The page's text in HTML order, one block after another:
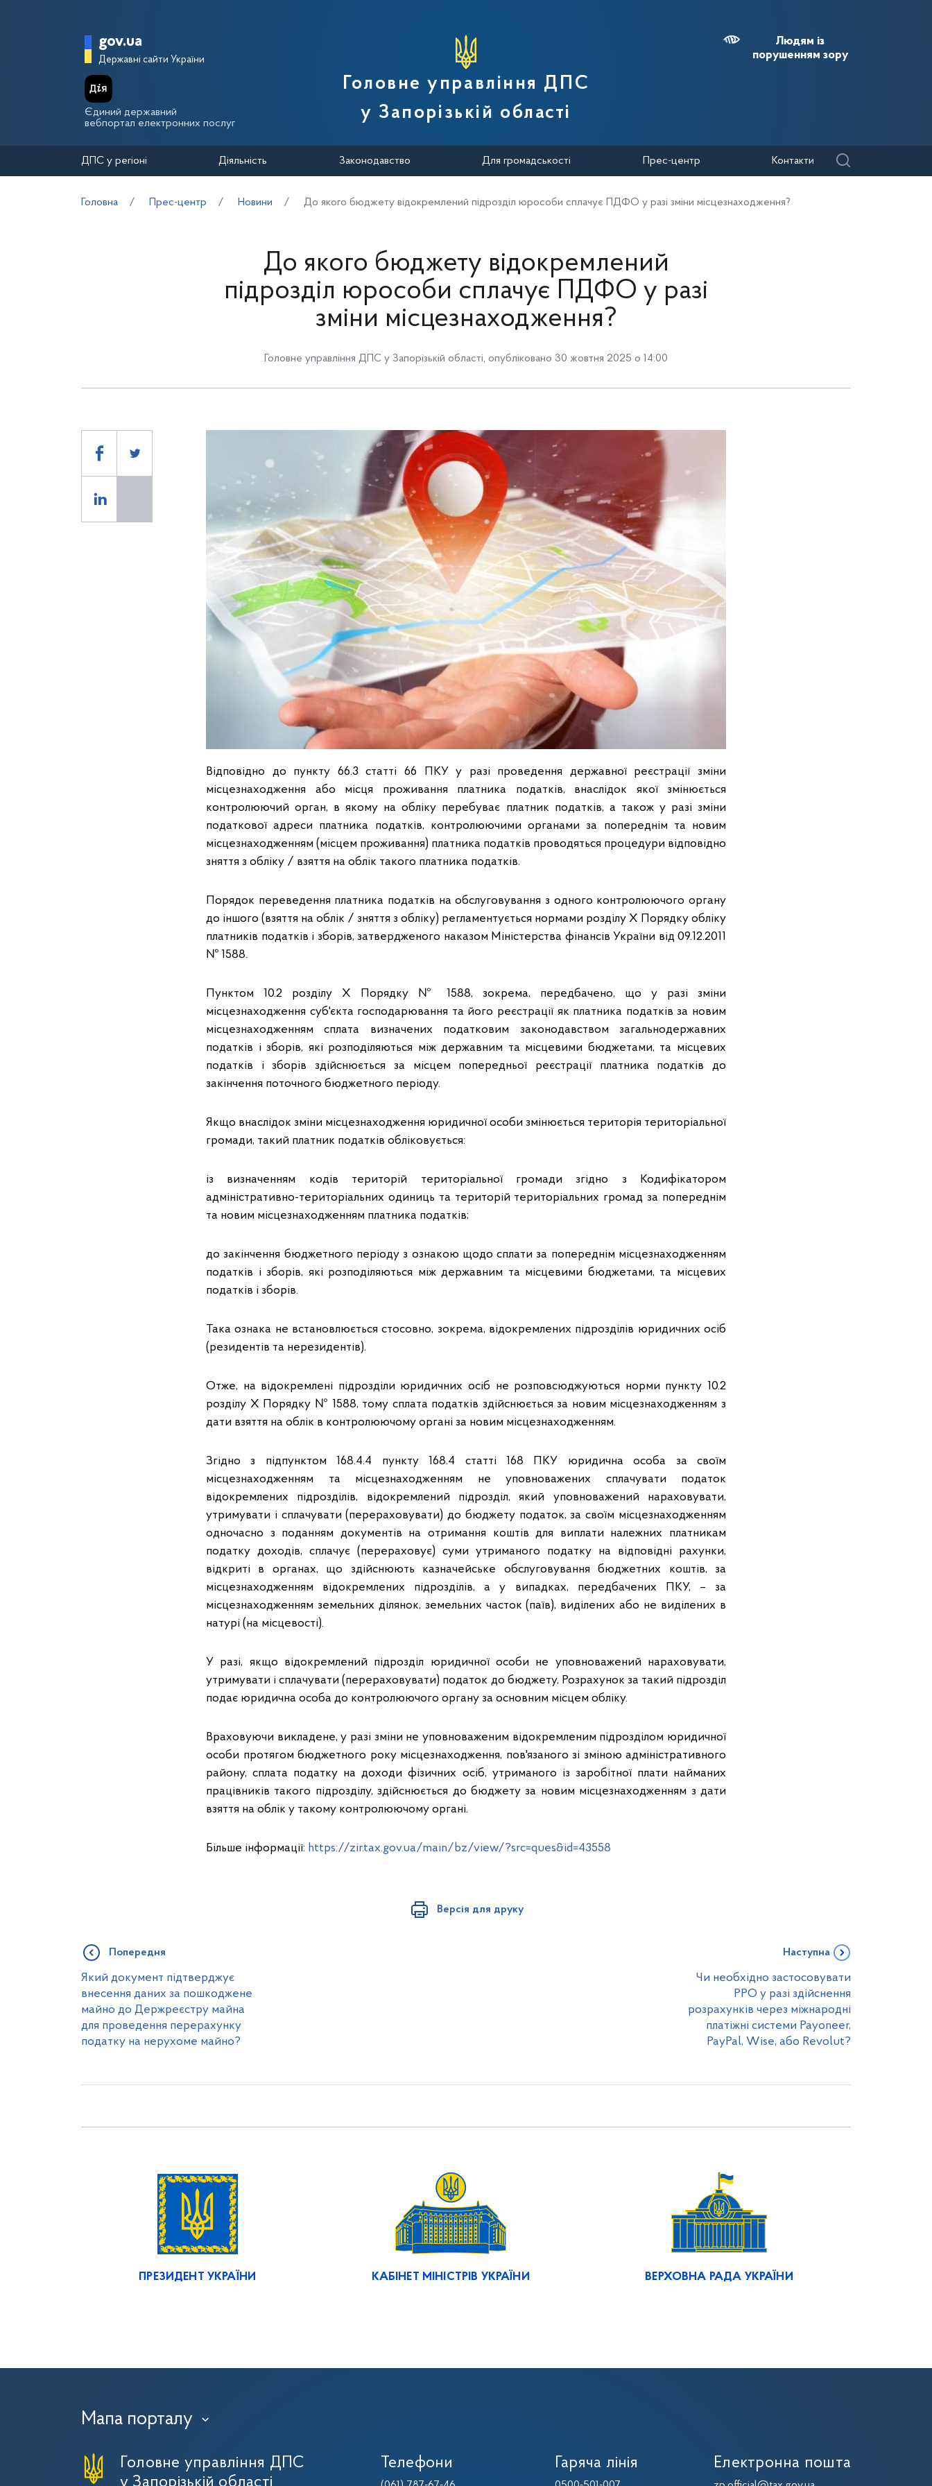
Головна сторінка Державної податкової служби України
gov.ua
Державні сайти України
Єдиний державний
вебпортал електронних послуг
Головне управління ДПС
у Запорізькій області
Людям із
порушенням зору
ДПС у регіоні Діяльність Законодавство Для громадськості Прес-центр Контакти
Головна Прес-центр Новини До якого бюджету відокремлений підрозділ юрособи сплачує ПДФО у разі зміни місцезнаходження?
До якого бюджету відокремлений
підрозділ юрособи сплачує ПДФО у разі
зміни місцезнаходження?
Головне управління ДПС у Запорізькій області, опубліковано 30 жовтня 2025 о 14:00
Відповідно до пункту 66.3 статті 66 ПКУ у разі проведення державної реєстрації зміни
місцезнаходження або місця проживання платника податків, внаслідок якої змінюється
контролюючий орган, в якому на обліку перебуває платник податків, а також у разі зміни
податкової адреси платника податків, контролюючими органами за попереднім та новим
місцезнаходженням (місцем проживання) платника податків проводяться процедури відповідно
зняття з обліку / взяття на облік такого платника податків.
Порядок переведення платника податків на обслуговування з одного контролюючого органу
до іншого (взяття на облік / зняття з обліку) регламентується нормами розділу Х Порядку обліку
платників податків і зборів, затвердженого наказом Міністерства фінансів України від 09.12.2011
№ 1588.
Пунктом 10.2 розділу Х Порядку № 1588, зокрема, передбачено, що у разі зміни
місцезнаходження суб'єкта господарювання та його реєстрації як платника податків за новим
місцезнаходженням сплата визначених податковим законодавством загальнодержавних
податків і зборів, які розподіляються між державним та місцевими бюджетами, та місцевих
податків і зборів здійснюється за місцем попередньої реєстрації платника податків до
закінчення поточного бюджетного періоду.
Якщо внаслідок зміни місцезнаходження юридичної особи змінюється територія територіальної
громади, такий платник податків обліковується:
із визначенням кодів територій територіальної громади згідно з Кодифікатором
адміністративно-територіальних одиниць та територій територіальних громад за попереднім
та новим місцезнаходженням платника податків;
до закінчення бюджетного періоду з ознакою щодо сплати за попереднім місцезнаходженням
податків і зборів, які розподіляються між державним та місцевими бюджетами, та місцевих
податків і зборів.
Така ознака не встановлюється стосовно, зокрема, відокремлених підрозділів юридичних осіб
(резидентів та нерезидентів).
Отже, на відокремлені підрозділи юридичних осіб не розповсюджуються норми пункту 10.2
розділу Х Порядку № 1588, тому сплата податків здійснюється за новим місцезнаходженням з
дати взяття на облік в контролюючому органі за новим місцезнаходженням.
Згідно з підпунктом 168.4.4 пункту 168.4 статті 168 ПКУ юридична особа за своїм
місцезнаходженням та місцезнаходженням не уповноважених сплачувати податок
відокремлених підрозділів, відокремлений підрозділ, який уповноважений нараховувати,
утримувати і сплачувати (перераховувати) до бюджету податок, за своїм місцезнаходженням
одночасно з поданням документів на отримання коштів для виплати належних платникам
податку доходів, сплачує (перераховує) суми утриманого податку на відповідні рахунки,
відкриті в органах, що здійснюють казначейське обслуговування бюджетних коштів, за
місцезнаходженням відокремлених підрозділів, а у випадках, передбачених ПКУ, – за
місцезнаходженням земельних ділянок, земельних часток (паїв), виділених або не виділених в
натурі (на місцевості).
У разі, якщо відокремлений підрозділ юридичної особи не уповноважений нараховувати,
утримувати і сплачувати (перераховувати) податок до бюджету, Розрахунок за такий підрозділ
подає юридична особа до контролюючого органу за основним місцем обліку.
Враховуючи викладене, у разі зміни не уповноваженим відокремленим підрозділом юридичної
особи протягом бюджетного року місцезнаходження, пов'язаного зі зміною адміністративного
району, сплата податку на доходи фізичних осіб, утриманого із заробітної плати найманих
працівників такого підрозділу, здійснюється до бюджету за новим місцезнаходженням з дати
взяття на облік у такому контролюючому органі.
Більше інформації: https://zir.tax.gov.ua/main/bz/view/?src=ques&id=43558
Версія для друку
Попередня
Який документ підтверджує
внесення даних за пошкоджене
майно до Держреєстру майна
для проведення перерахунку
податку на нерухоме майно?
Наступна
Чи необхідно застосовувати
РРО у разі здійснення
розрахунків через міжнародні
платіжні системи Payoneer,
PayPal, Wise, або Revolut?
ПРЕЗИДЕНТ УКРАЇНИ КАБІНЕТ МІНІСТРІВ УКРАЇНИ ВЕРХОВНА РАДА УКРАЇНИ
Мапа порталу ›
Головне управління ДПС
у Запорізькій області
Телефони Гаряча лінія Електронна пошта